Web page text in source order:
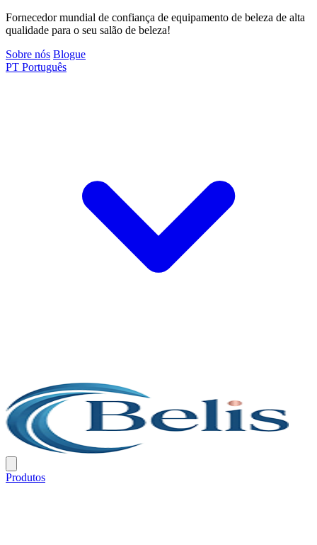
Fornecedor mundial de confiança de equipamento de beleza de alta
qualidade para o seu salão de beleza!
Sobre nós Blogue
PT Português
Produtos